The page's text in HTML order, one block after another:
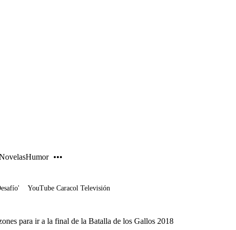
Humor
YouTube Caracol Televisión
para ir a la final de la Batalla de los Gallos 2018